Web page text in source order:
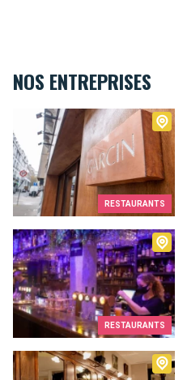
NOS ENTREPRISES
RESTAURANTS
Comptoir Garcin
RESTAURANTS
The Network
Au Stekerlapatte